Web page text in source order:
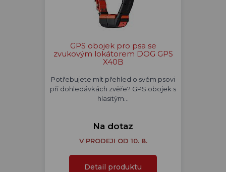
GPS obojek pro psa se
zvukovým lokátorem DOG GPS
X40B
Potřebujete mít přehled o svém psovi
při dohledávkách zvěře? GPS obojek s
hlasitým…
Na dotaz
V PRODEJI OD 10. 8.
Detail produktu